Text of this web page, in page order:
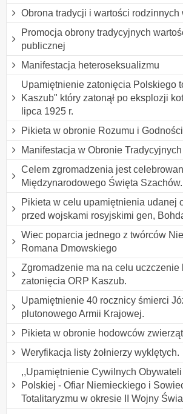
Obrona tradycji i wartości rodzinnych
Promocja obrony tradycyjnych
publicznej
Manifestacja heteroseksualizmu
Upamiętnienie zatonięcia Polskiego
Kaszub" który zatonął po eksplozji
lipca 1925 r.
Pikieta w obronie Rozumu i
Manifestacja w Obronie
Celem zgromadzenia jest
Międzynarodowego Święta Szachów.
Pikieta w celu upamiętnienia udanej
przed wojskami rosyjskimi gen,
Wiec poparcia jednego z twórców
Romana Dmowskiego
Zgromadzenie ma na celu
zatonięcia ORP Kaszub.
Upamiętnienie 40 rocznicy śmierci
plutonowego Armii Krajowej.
Pikieta w obronie hodowców
Weryfikacja listy żołnierzy wyklętych.
,,Upamiętnienie Cywilnych
Polskiej - Ofiar Niemieckiego i
Totalitaryzmu w okresie II Wojny